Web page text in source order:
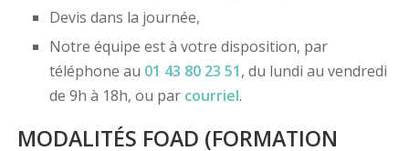
Devis dans la journée,
Notre équipe est à votre disposition, par
téléphone au 01 43 80 23 51, du lundi au vendredi
de 9h à 18h, ou par courriel.
MODALITÉS FOAD (FORMATION